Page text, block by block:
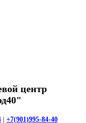
центр
+7(901)995-84-40